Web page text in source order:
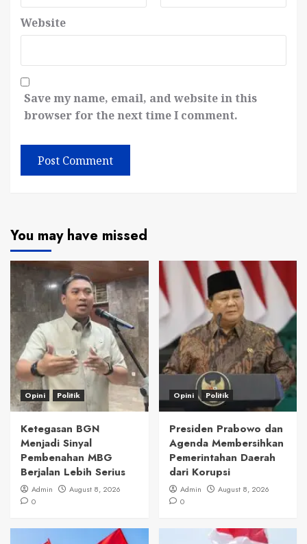
Website
Save my name, email, and website in this
browser for the next time I comment.
You may have missed
Opini Politik
Ketegasan BGN
Menjadi Sinyal
Pembenahan MBG
Berjalan Lebih Serius
Admin
August 8, 2026
0
Opini Politik
Presiden Prabowo dan
Agenda Membersihkan
Pemerintahan Daerah
dari Korupsi
Admin
August 8, 2026
0